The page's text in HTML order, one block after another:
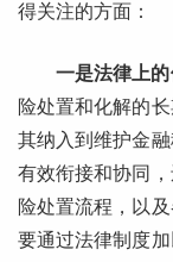
得关注的方面：
一是法律上
险处置和化解的
其纳入到维护金
有效衔接和协同
险处置流程，以
要通过法律制度